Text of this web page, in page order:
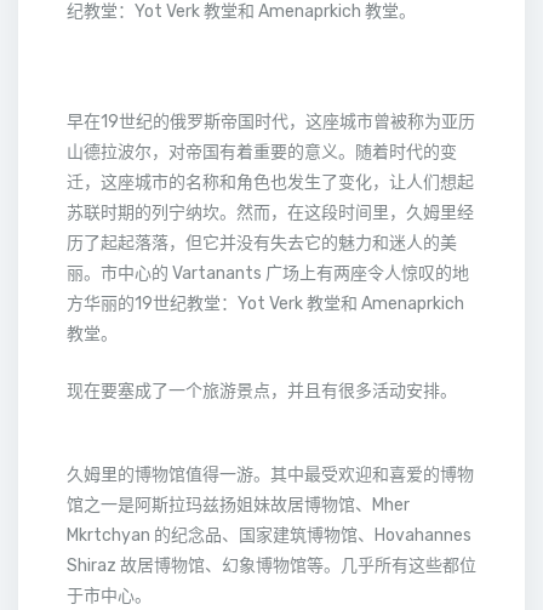
纪教堂：Yot Verk 教堂和 Amenaprkich 教堂。
早在19世纪的俄罗斯帝国时代，这座城市曾被称为亚历
山德拉波尔，对帝国有着重要的意义。随着时代的变
迁，这座城市的名称和角色也发生了变化，让人们想起
苏联时期的列宁纳坎。然而，在这段时间里，久姆里经
历了起起落落，但它并没有失去它的魅力和迷人的美
丽。市中心的 Vartanants 广场上有两座令人惊叹的地
方华丽的19世纪教堂：Yot Verk 教堂和 Amenaprkich
教堂。
现在要塞成了一个旅游景点，并且有很多活动安排。
久姆里的博物馆值得一游。其中最受欢迎和喜爱的博物
馆之一是阿斯拉玛兹扬姐妹故居博物馆、Mher
Mkrtchyan 的纪念品、国家建筑博物馆、Hovahannes
Shiraz 故居博物馆、幻象博物馆等。几乎所有这些都位
于市中心。